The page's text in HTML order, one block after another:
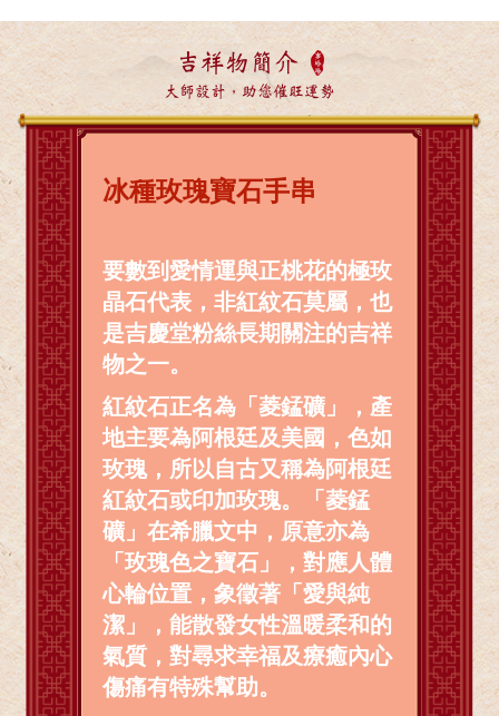
吉祥物簡介
大師設計，助您催旺運勢
冰種玫瑰寶石手串
要數到愛情運與正桃花的極玫
晶石代表，非紅紋石莫屬，也
是吉慶堂粉絲長期關注的吉祥
物之一。
紅紋石正名為「菱錳礦」，產
地主要為阿根廷及美國，色如
玫瑰，所以自古又稱為阿根廷
紅紋石或印加玫瑰。「菱錳
礦」在希臘文中，原意亦為
「玫瑰色之寶石」，對應人體
心輪位置，象徵著「愛與純
潔」，能散發女性溫暖柔和的
氣質，對尋求幸福及療癒內心
傷痛有特殊幫助。